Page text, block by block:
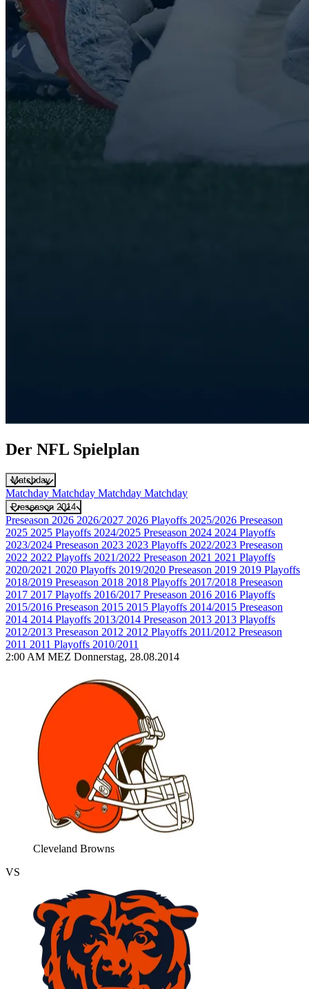
Der NFL Spielplan
Matchday
Matchday Matchday Matchday Matchday
Preseason 2014
Preseason 2026 2026/2027 2026 Playoffs 2025/2026 Preseason
2025 2025 Playoffs 2024/2025 Preseason 2024 2024 Playoffs
2023/2024 Preseason 2023 2023 Playoffs 2022/2023 Preseason
2022 2022 Playoffs 2021/2022 Preseason 2021 2021 Playoffs
2020/2021 2020 Playoffs 2019/2020 Preseason 2019 2019 Playoffs
2018/2019 Preseason 2018 2018 Playoffs 2017/2018 Preseason
2017 2017 Playoffs 2016/2017 Preseason 2016 2016 Playoffs
2015/2016 Preseason 2015 2015 Playoffs 2014/2015 Preseason
2014 2014 Playoffs 2013/2014 Preseason 2013 2013 Playoffs
2012/2013 Preseason 2012 2012 Playoffs 2011/2012 Preseason
2011 2011 Playoffs 2010/2011
2:00 AM MEZ Donnerstag, 28.08.2014
Cleveland Browns
VS